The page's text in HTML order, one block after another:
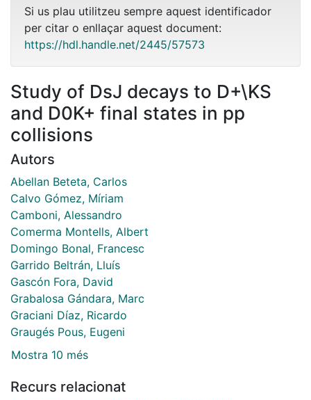
Si us plau utilitzeu sempre aquest identificador
per citar o enllaçar aquest document:
https://hdl.handle.net/2445/57573
Study of DsJ decays to D+\KS
and D0K+ final states in pp
collisions
Autors
Abellan Beteta, Carlos
Calvo Gómez, Míriam
Camboni, Alessandro
Comerma Montells, Albert
Domingo Bonal, Francesc
Garrido Beltrán, Lluís
Gascón Fora, David
Grabalosa Gándara, Marc
Graciani Díaz, Ricardo
Graugés Pous, Eugeni
Mostra 10 més
Recurs relacionat